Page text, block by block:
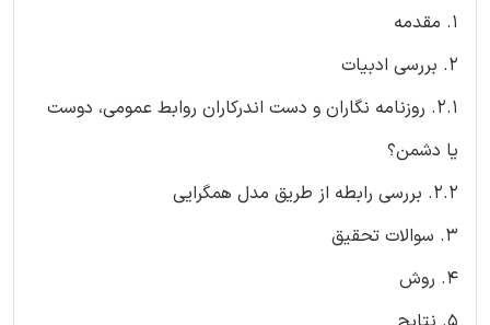
1. مقدمه
2. بررسی ادبیات
2.1. روزنامه نگاران و دست اندرکاران روابط عمومی، دوست
یا دشمن؟
2.2. بررسی رابطه از طریق مدل همگرایی
3. سوالات تحقیق
4. روش